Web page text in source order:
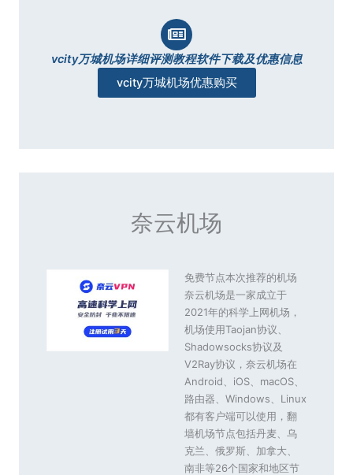
vcity万城机场详细评测教程软件下载及优惠信息
vcity万城机场优惠购买
奈云机场
免费节点本次推荐的机场
奈云机场是一家成立于
2021年的科学上网机场，
机场使用Taojan协议、
Shadowsocks协议及
V2Ray协议，奈云机场在
Android、iOS、macOS、
路由器、Windows、Linux
都有客户端可以使用，翻
墙机场节点包括丹麦、乌
克兰、俄罗斯、加拿大、
南非等26个国家和地区节